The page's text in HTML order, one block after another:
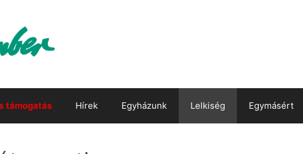
támogatás Hírek Egyházunk Lelkiség Egymásért